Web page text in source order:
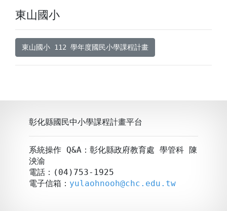
東山國小
東山國小 112 學年度國民小學課程計畫
彰化縣國民中小學課程計畫平台
系統操作 Q&A：彰化縣政府教育處 學管科 陳
泱渝
電話：(04)753-1925
電子信箱： yulaohnooh@chc.edu.tw